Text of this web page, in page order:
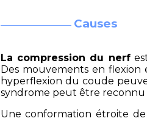
Causes
La compression du nerf
Des mouvements en
hyperflexion du coude
syndrome peut être reconnu
Une conformation étroite